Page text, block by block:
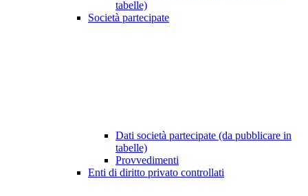
tabelle)
Società partecipate
Dati società partecipate (da pubblicare in
tabelle)
Provvedimenti
Enti di diritto privato controllati